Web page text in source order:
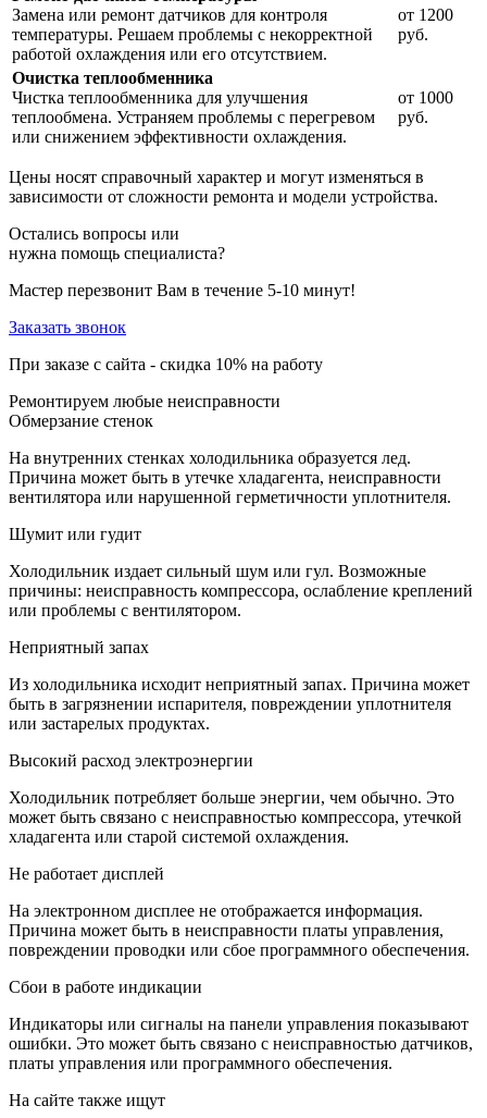
Замена или ремонт датчиков для контроля
температуры. Решаем проблемы с некорректной
работой охлаждения или его отсутствием.
от 1200
руб.
Очистка теплообменника
Чистка теплообменника для улучшения
теплообмена. Устраняем проблемы с перегревом
или снижением эффективности охлаждения.
от 1000
руб.
Цены носят справочный характер и могут изменяться в
зависимости от сложности ремонта и модели устройства.
Остались вопросы или
нужна помощь специалиста?
Мастер перезвонит Вам в течение 5-10 минут!
Заказать звонок
При заказе с сайта - скидка 10% на работу
Ремонтируем любые неисправности
Обмерзание стенок
На внутренних стенках холодильника образуется лед.
Причина может быть в утечке хладагента, неисправности
вентилятора или нарушенной герметичности уплотнителя.
Шумит или гудит
Холодильник издает сильный шум или гул. Возможные
причины: неисправность компрессора, ослабление креплений
или проблемы с вентилятором.
Неприятный запах
Из холодильника исходит неприятный запах. Причина может
быть в загрязнении испарителя, повреждении уплотнителя
или застарелых продуктах.
Высокий расход электроэнергии
Холодильник потребляет больше энергии, чем обычно. Это
может быть связано с неисправностью компрессора, утечкой
хладагента или старой системой охлаждения.
Не работает дисплей
На электронном дисплее не отображается информация.
Причина может быть в неисправности платы управления,
повреждении проводки или сбое программного обеспечения.
Сбои в работе индикации
Индикаторы или сигналы на панели управления показывают
ошибки. Это может быть связано с неисправностью датчиков,
платы управления или программного обеспечения.
На сайте также ищут